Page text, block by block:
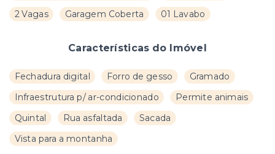
2 Vagas
Garagem Coberta 01 Lavabo
Características do Imóvel
Fechadura digital Forro de gesso
Gramado
Infraestrutura p/ ar-condicionado
Permite animais
Quintal
Rua asfaltada
Sacada
Vista para a montanha